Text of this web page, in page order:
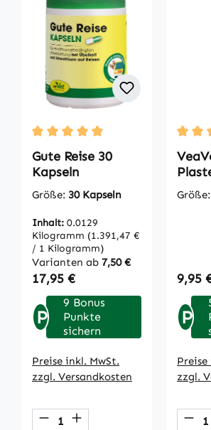
Durchschnittliche Bewertung von
Gute Reise 30
Kapseln
Größe: 30 Kapseln
Inhalt: 0.0129
Kilogramm (1.391,47 €
/ 1 Kilogramm)
Varianten ab 7,50 €
Regulärer Preis:
17,95 €
P
9 Bonus
Punkte
sichern
Preise inkl. MwSt.
zzgl. Versandkosten
Produkt Anzahl: Gib
ml
Größe:
9,95
P
zzgl.